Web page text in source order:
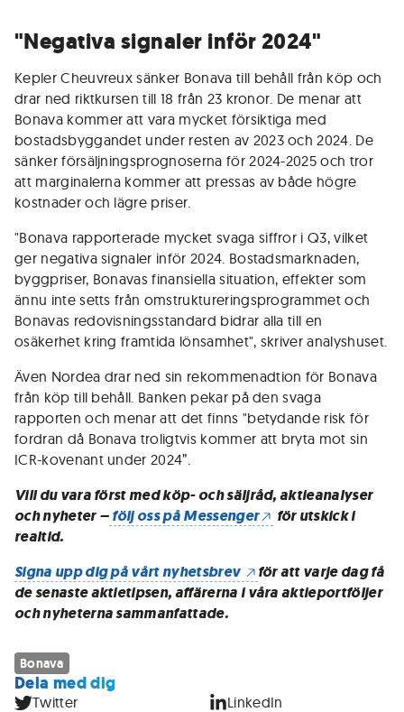
"Negativa signaler inför 2024"
Kepler Cheuvreux sänker Bonava till behåll från köp och
drar ned riktkursen till 18 från 23 kronor. De menar att
Bonava kommer att vara mycket försiktiga med
bostadsbyggandet under resten av 2023 och 2024. De
sänker försäljningsprognoserna för 2024-2025 och tror
att marginalerna kommer att pressas av både högre
kostnader och lägre priser.
"Bonava rapporterade mycket svaga siffror i Q3, vilket
ger negativa signaler inför 2024. Bostadsmarknaden,
byggpriser, Bonavas finansiella situation, effekter som
ännu inte setts från omstruktureringsprogrammet och
Bonavas redovisningsstandard bidrar alla till en
osäkerhet kring framtida lönsamhet", skriver analyshuset.
Även Nordea drar ned sin rekommenadtion för Bonava
från köp till behåll. Banken pekar på den svaga
rapporten och menar att det finns "betydande risk för
fordran då Bonava troligtvis kommer att bryta mot sin
ICR-kovenant under 2024”.
Vill du vara först med köp- och säljråd, aktieanalyser
och nyheter –följ oss på Messenger
för utskick i
realtid.
Signa upp dig på vårt nyhetsbrev
för att varje dag få
de senaste aktietipsen, affärerna i våra aktieportföljer
och nyheterna sammanfattade.
Bonava
Dela med dig
Twitter LinkedIn